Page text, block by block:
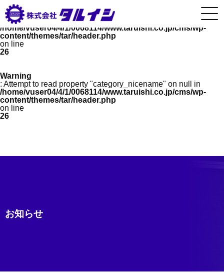
Warning
: Undefined array key 0 in
/home/vuser04/4/1/0068114/www.taruishi.co.jp/cms/wp-
content/themes/tar/header.php
on line
26
Warning
: Attempt to read property "category_nicename" on null in
/home/vuser04/4/1/0068114/www.taruishi.co.jp/cms/wp-
content/themes/tar/header.php
on line
26
お知らせ